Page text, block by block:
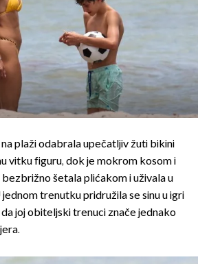
plaži odabrala upečatljiv žuti bikini
vitku figuru, dok je mokrom kosom i
bezbrižno šetala plićakom i uživala u
trenutku pridružila se sinu u igri
joj obiteljski trenuci znače jednako